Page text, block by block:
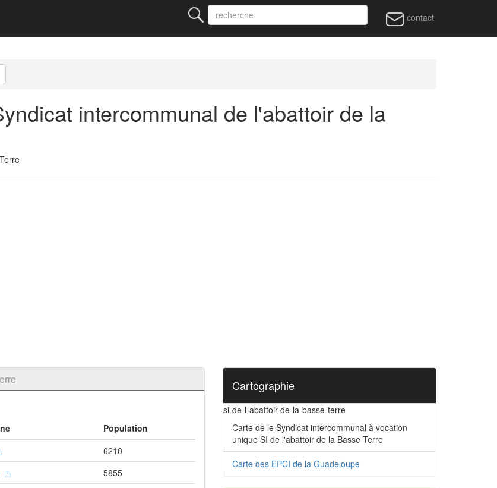
contact
intercommunal de l'abattoir de la
Population
6210
5855
Cartographie
si-de-l-abattoir-de-la-basse-terre
Carte de le Syndicat intercommunal à vocation
unique SI de l'abattoir de la Basse Terre
Carte des EPCI de la Guadeloupe